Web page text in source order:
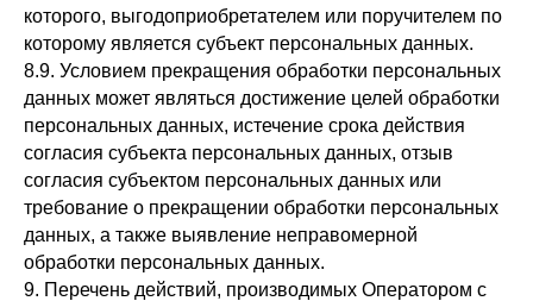
которого, выгодоприобретателем или поручителем по
которому является субъект персональных данных.
8.9. Условием прекращения обработки персональных
данных может являться достижение целей обработки
персональных данных, истечение срока действия
согласия субъекта персональных данных, отзыв
согласия субъектом персональных данных или
требование о прекращении обработки персональных
данных, а также выявление неправомерной
обработки персональных данных.
9. Перечень действий, производимых Оператором с